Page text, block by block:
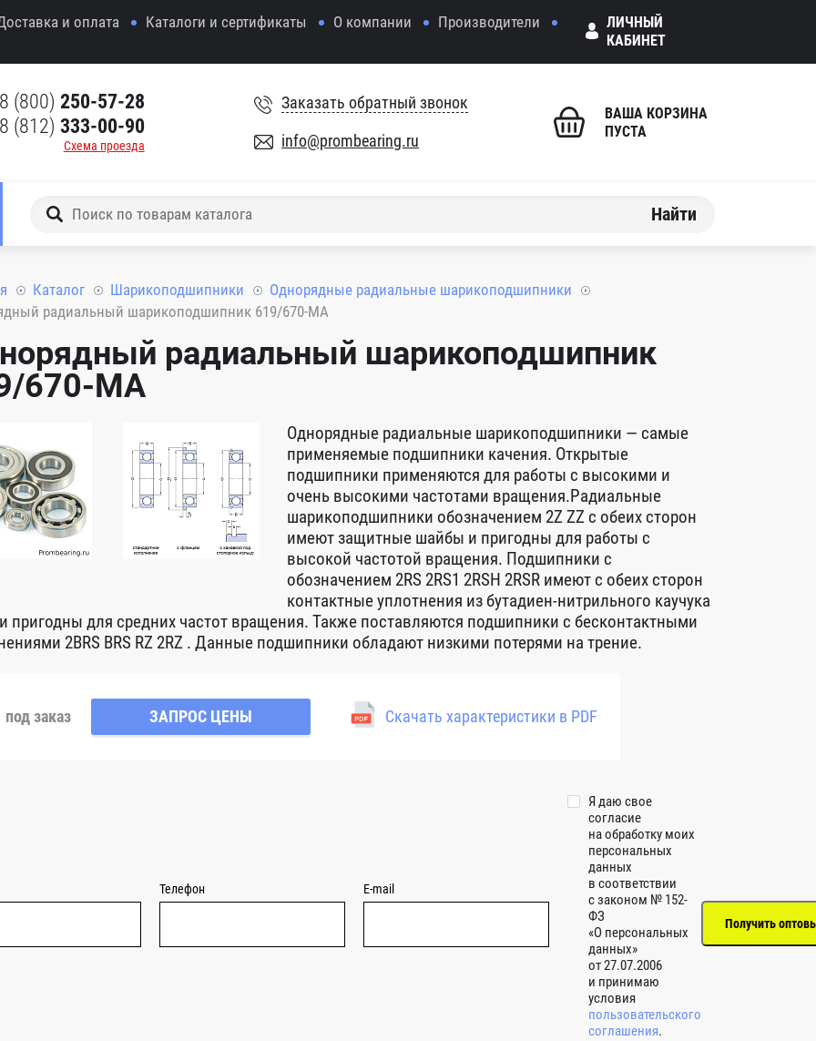
и оплата Каталоги и сертификаты О компании
Производители
ЛИЧНЫЙ
КАБИНЕТ
8 (800) 250-57-28
8 (812) 333-00-90
Схема проезда
Заказать обратный звонок
info@prombearing.ru
ВАША КОРЗИНА
ПУСТА
Найти
Каталог Шарикоподшипники
Однорядные радиальные шарикоподшипники
радиальный шарикоподшипник 619/670-MA
радиальный шарикоподшипник
670-MA
Однорядные радиальные шарикоподшипники — самые
применяемые подшипники качения. Открытые
подшипники применяются для работы с высокими и
очень высокими частотами вращения.Радиальные
шарикоподшипники обозначением 2Z ZZ с обеих сторон
имеют защитные шайбы и пригодны для работы с
высокой частотой вращения. Подшипники с
обозначением 2RS 2RS1 2RSH 2RSR имеют с обеих сторон
контактные уплотнения из бутадиен-нитрильного каучука
пригодны для средних частот вращения. Также поставляются подшипники с бесконтактными
2BRS BRS RZ 2RZ . Данные подшипники обладают низкими потерями на трение.
под заказ ЗАПРОС ЦЕНЫ Скачать характеристики в PDF
Телефон E-mail
Я даю свое
согласие
на обработку моих
персональных
данных
в соответствии
с законом № 152-
ФЗ
«О персональных
данных»
от 27.07.2006
и принимаю
условия
пользовательского
соглашения.